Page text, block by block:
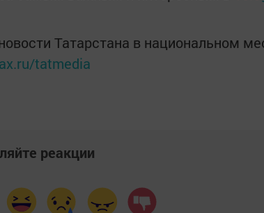
Татарстана в национальном
tatmedia
реакции